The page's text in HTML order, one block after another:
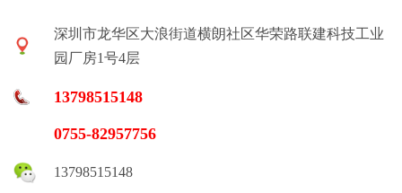
深圳市龙华区大浪街道横朗社区华荣路联建科技工业
园厂房1号4层
13798515148
0755-82957756
13798515148